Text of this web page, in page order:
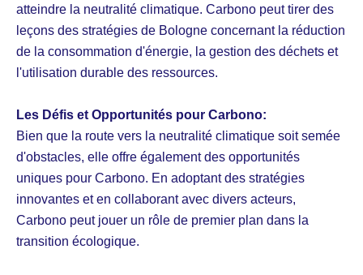
atteindre la neutralité climatique. Carbono peut tirer des
leçons des stratégies de Bologne concernant la réduction
de la consommation d'énergie, la gestion des déchets et
l'utilisation durable des ressources.
Les Défis et Opportunités pour Carbono:
Bien que la route vers la neutralité climatique soit semée
d'obstacles, elle offre également des opportunités
uniques pour Carbono. En adoptant des stratégies
innovantes et en collaborant avec divers acteurs,
Carbono peut jouer un rôle de premier plan dans la
transition écologique.